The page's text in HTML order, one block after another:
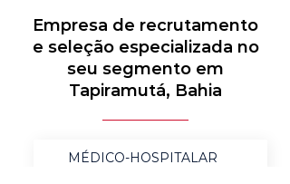
Empresa de recrutamento
e seleção especializada no
seu segmento em
Tapiramutá, Bahia
MÉDICO-HOSPITALAR